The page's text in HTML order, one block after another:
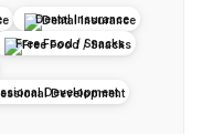
Dental Insurance
Free Food / Snacks
Development